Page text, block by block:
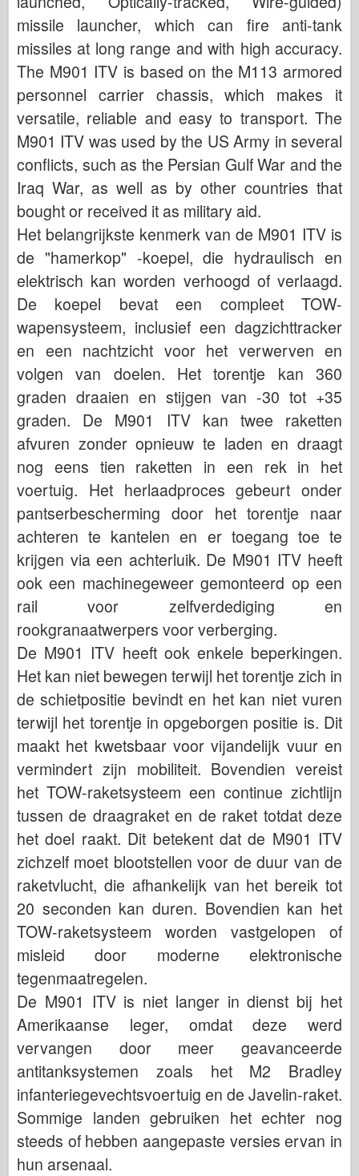
missile launcher, which can fire anti-tank
missiles at long range and with high accuracy.
The M901 ITV is based on the M113 armored
personnel carrier chassis, which makes it
versatile, reliable and easy to transport. The
M901 ITV was used by the US Army in several
conflicts, such as the Persian Gulf War and the
Iraq War, as well as by other countries that
bought or received it as military aid.
Het belangrijkste kenmerk van de M901 ITV is
de "hamerkop" -koepel, die hydraulisch en
elektrisch kan worden verhoogd of verlaagd.
De koepel bevat een compleet TOW-
wapensysteem, inclusief een dagzichttracker
en een nachtzicht voor het verwerven en
volgen van doelen. Het torentje kan 360
graden draaien en stijgen van -30 tot +35
graden. De M901 ITV kan twee raketten
afvuren zonder opnieuw te laden en draagt
nog eens tien raketten in een rek in het
voertuig. Het herlaadproces gebeurt onder
pantserbescherming door het torentje naar
achteren te kantelen en er toegang toe te
krijgen via een achterluik. De M901 ITV heeft
ook een machinegeweer gemonteerd op een
rail voor zelfverdediging en
rookgranaatwerpers voor verberging.
De M901 ITV heeft ook enkele beperkingen.
Het kan niet bewegen terwijl het torentje zich in
de schietpositie bevindt en het kan niet vuren
terwijl het torentje in opgeborgen positie is. Dit
maakt het kwetsbaar voor vijandelijk vuur en
vermindert zijn mobiliteit. Bovendien vereist
het TOW-raketsysteem een continue zichtlijn
tussen de draagraket en de raket totdat deze
het doel raakt. Dit betekent dat de M901 ITV
zichzelf moet blootstellen voor de duur van de
raketvlucht, die afhankelijk van het bereik tot
20 seconden kan duren. Bovendien kan het
TOW-raketsysteem worden vastgelopen of
misleid door moderne elektronische
tegenmaatregelen.
De M901 ITV is niet langer in dienst bij het
Amerikaanse leger, omdat deze werd
vervangen door meer geavanceerde
antitanksystemen zoals het M2 Bradley
infanteriegevechtsvoertuig en de Javelin-raket.
Sommige landen gebruiken het echter nog
steeds of hebben aangepaste versies ervan in
hun arsenaal.